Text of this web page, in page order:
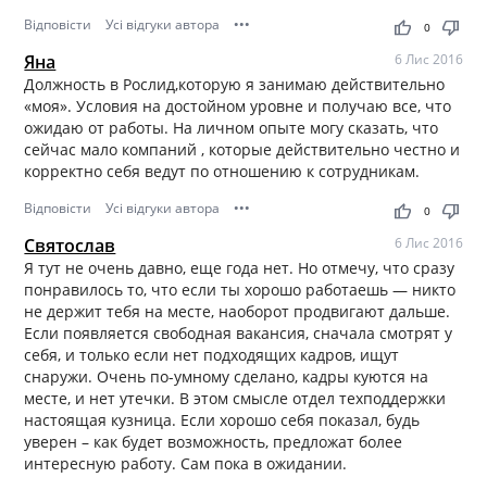
Відповісти Усі відгуки автора ••• thumb_up thumb_down
0
Яна 6 Лис 2016
Должность в Рослид,которую я занимаю действительно
«моя». Условия на достойном уровне и получаю все, что
ожидаю от работы. На личном опыте могу сказать, что
сейчас мало компаний , которые действительно честно и
корректно себя ведут по отношению к сотрудникам.
Відповісти Усі відгуки автора ••• thumb_up thumb_down
0
Святослав 6 Лис 2016
Я тут не очень давно, еще года нет. Но отмечу, что сразу
понравилось то, что если ты хорошо работаешь — никто
не держит тебя на месте, наоборот продвигают дальше.
Если появляется свободная вакансия, сначала смотрят у
себя, и только если нет подходящих кадров, ищут
снаружи. Очень по-умному сделано, кадры куются на
месте, и нет утечки. В этом смысле отдел техподдержки
настоящая кузница. Если хорошо себя показал, будь
уверен – как будет возможность, предложат более
интересную работу. Сам пока в ожидании.